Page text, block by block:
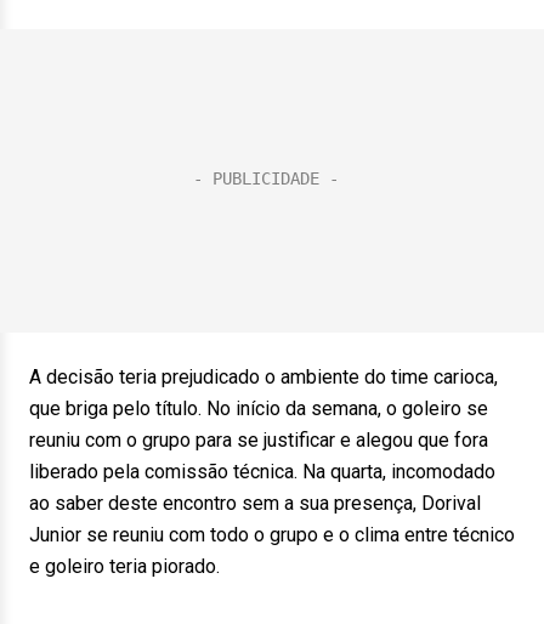
A decisão teria prejudicado o ambiente do time carioca,
que briga pelo título. No início da semana, o goleiro se
reuniu com o grupo para se justificar e alegou que fora
liberado pela comissão técnica. Na quarta, incomodado
ao saber deste encontro sem a sua presença, Dorival
Junior se reuniu com todo o grupo e o clima entre técnico
e goleiro teria piorado.